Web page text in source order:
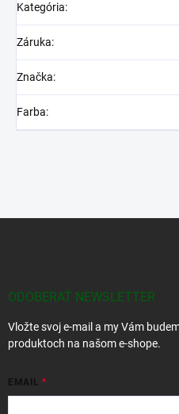
Kategória:
Záruka:
Značka:
Farba:
ODOBERAŤ NEWSLETTER
Vložte svoj e-mail a my Vám
produktoch na našom e-shope.
EMAIL